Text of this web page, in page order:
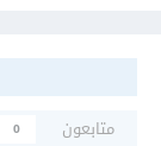
متابعون
0